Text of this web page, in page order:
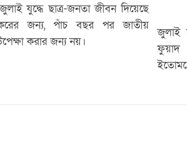
যুদ্ধে ছাত্র-জনতা জীবন দিয়েছে
জন্য, পাঁচ বছর পর জাতীয়
করার জন্য নয়।
জুলাই
ফুয়াদ